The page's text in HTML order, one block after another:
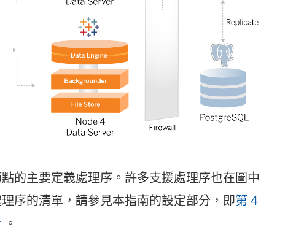
的主要定義處理序。許多支援處理序也在圖中
序的清單，請參見本指南的設定部分，即第 4
。